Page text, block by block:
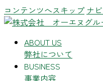
コンテンツへスキップ ナ
ABOUT US
弊社について
BUSINESS
事業内容